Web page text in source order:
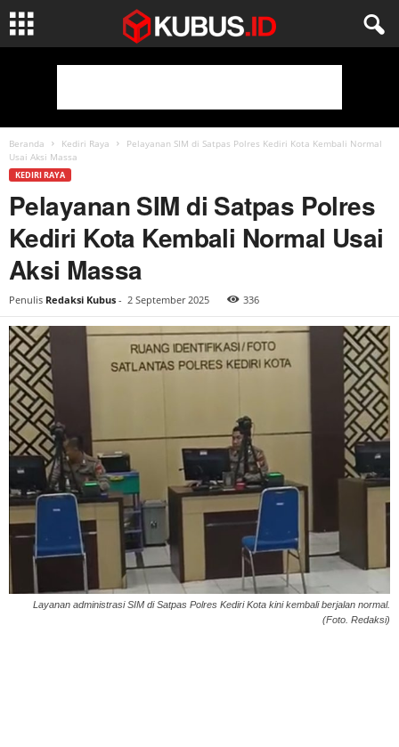
Beranda Kediri Raya
Pelayanan SIM di Satpas Polres Kediri Kota Kembali Normal
Usai Aksi Massa
KEDIRI RAYA
Pelayanan SIM di Satpas Polres
Kediri Kota Kembali Normal Usai
Aksi Massa
Penulis Redaksi Kubus - 2 September 2025 336
Layanan administrasi SIM di Satpas Polres Kediri Kota kini kembali berjalan normal.
(Foto. Redaksi)